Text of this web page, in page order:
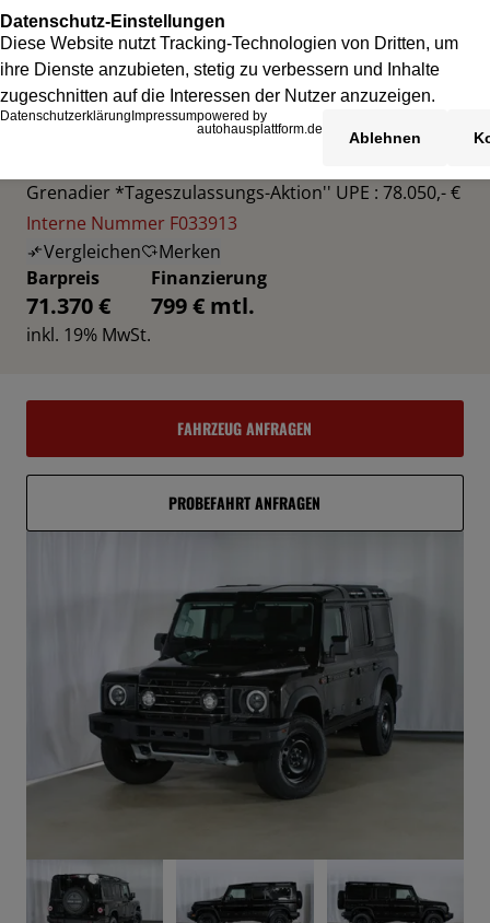
Grenadier *Tageszulassungs-Aktion'' UPE : 78.050,- €
Interne Nummer F033913
Vergleichen
Merken
Barpreis
71.370 €
inkl. 19% MwSt.
Finanzierung
799 € mtl.
FAHRZEUG ANFRAGEN
PROBEFAHRT ANFRAGEN